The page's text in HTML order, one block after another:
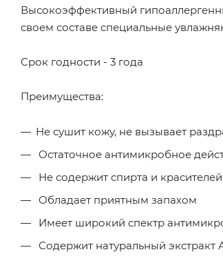
Высокоэффективный
своем составе специальные
Срок годности - 3 года
Преимущества:
Не сушит кожу, не вызывает
Остаточное антимикробное
Не содержит спирта и красителей
Обладает приятным запахом
Имеет широкий спектр
Содержит натуральный экстракт